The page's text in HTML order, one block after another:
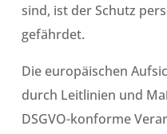
sind, ist der Schutz
gefährdet.
Die europäischen
durch Leitlinien und
DSGVO-konforme